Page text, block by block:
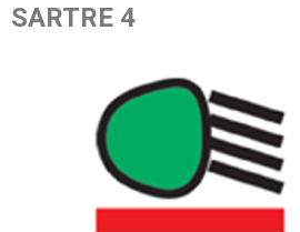
SARTRE 4